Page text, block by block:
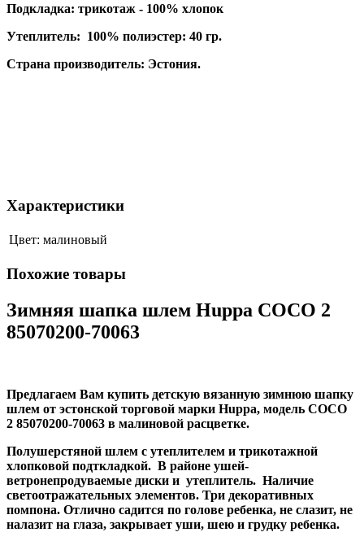
Подкладка: трикотаж - 100% хлопок
Утеплитель: 100% полиэстер: 40 гр.
Страна производитель: Эстония.
Характеристики
Цвет: малиновый
Похожие товары
Зимняя шапка шлем Huppa COCO 2
85070200-70063
Предлагаем Вам купить детскую вязанную зимнюю шапку
шлем от эстонской торговой марки Huppa, модель COCO
2 85070200-70063 в малиновой расцветке.
Полушерстяной шлем с утеплителем и трикотажной
хлопковой подткладкой. В районе ушей-
ветронепродуваемые диски и утеплитель. Наличие
светоотражательных элементов. Три декоративных
помпона. Отлично садится по голове ребенка, не слазит, не
налазит на глаза, закрывает уши, шею и грудку ребенка.